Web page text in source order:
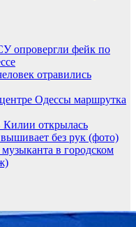
опровергли фейк по
отравились
Одессы маршрутка
Килии открылась
без рук (фото)
в городском